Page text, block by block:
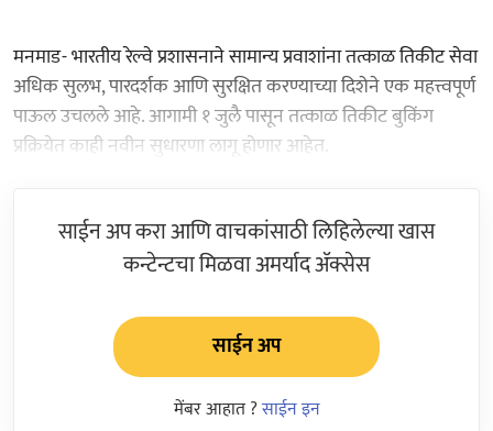
मनमाड- भारतीय रेल्वे प्रशासनाने सामान्य प्रवाशांना तत्काळ तिकीट सेवा
अधिक सुलभ, पारदर्शक आणि सुरक्षित करण्याच्या दिशेने एक महत्त्वपूर्ण
पाऊल उचलले आहे. आगामी १ जुलै पासून तत्काळ तिकीट बुकिंग
प्रक्रियेत काही नवीन सुधारणा लागू होणार आहेत.
साईन अप करा आणि वाचकांसाठी लिहिलेल्या खास
कन्टेन्टचा मिळवा अमर्याद ॲक्सेस
साईन अप
मेंबर आहात ?साईन इन